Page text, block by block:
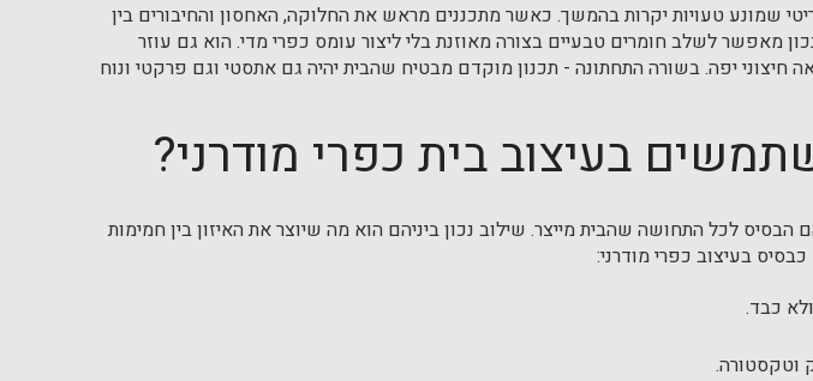
שמונע טעויות יקרות בהמשך. כאשר מתכננים מראש את החלוקה, האחסון והחיבורים בין
מאפשר לשלב חומרים טבעיים בצורה מאוזנת בלי ליצור עומס כפרי מדי. הוא גם עוזר
יפה. בשורה התחתונה - תכנון מוקדם מבטיח שהבית יהיה גם אתסטי וגם פרקטי ונוח
בעיצוב בית כפרי מודרני?
הבסיס לכל התחושה שהבית מייצר. שילוב נכון ביניהם הוא מה שיוצר את האיזון בין חמימות
בעיצוב כפרי מודרני:
כבד.
וטקסטורה.